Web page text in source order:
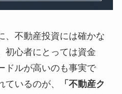
、不動産投資には確かな
初心者にとっては資金
ドルが高いのも事実で
いるのが、
「不動産ク